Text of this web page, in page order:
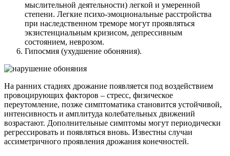
мыслительной деятельности) легкой и умеренной
степени. Легкие психо-эмоциональные расстройства
при наследственном треморе могут проявляться
экзистенциальным кризисом, депрессивным
состоянием, неврозом.
Гипосмия (ухудшение обоняния).
На ранних стадиях дрожание появляется под воздействием
провоцирующих факторов – стресс, физическое
переутомление, позже симптоматика становится устойчивой,
интенсивность и амплитуда колебательных движений
возрастают. Дополнительные симптомы могут периодически
регрессировать и появляться вновь. Известны случаи
ассиметричного проявления дрожания конечностей.